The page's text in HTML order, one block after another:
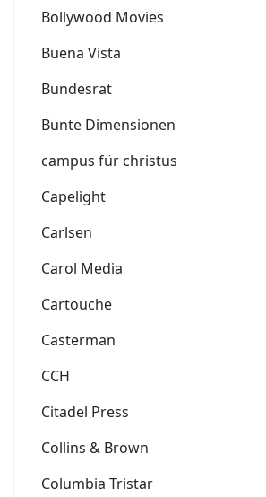
Bollywood Movies
Buena Vista
Bundesrat
Bunte Dimensionen
campus für christus
Capelight
Carlsen
Carol Media
Cartouche
Casterman
CCH
Citadel Press
Collins & Brown
Columbia Tristar